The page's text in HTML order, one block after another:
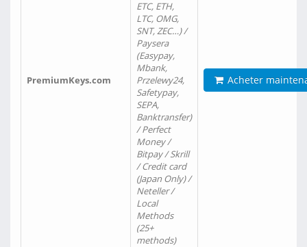
PremiumKeys.com
ETC, ETH,
LTC, OMG,
SNT, ZEC…) /
Paysera
(Easypay,
Mbank,
Przelewy24,
Safetypay,
SEPA,
Banktransfer)
/ Perfect
Money /
Bitpay / Skrill
/ Credit card
(Japan Only) /
Neteller /
Local
Methods
(25+
methods)
Acheter